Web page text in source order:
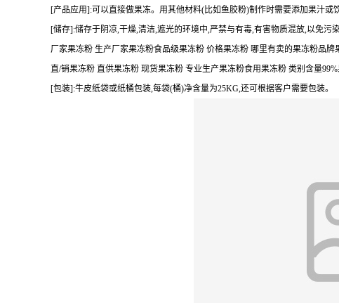
[产品应用]:可以直接做果冻。用其他材料(比如鱼胶粉)制作时需要添加果汁或
[储存]:储存于阴凉,干燥,清洁,遮光的环境中,严禁与有毒,有害物质混放,以免污染
厂家果冻粉 生产厂家果冻粉食品级果冻粉 价格果冻粉 哪里有卖的果冻粉品
直/销果冻粉 直供果冻粉 现货果冻粉 专业生产果冻粉食用果冻粉 类别含量
[包装]:牛皮纸袋或纸桶包装,每袋(桶)净含量为25KG,还可根据客户需要包装。